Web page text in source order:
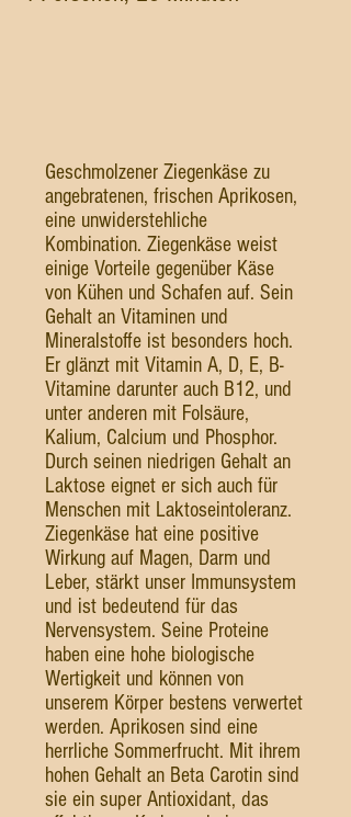
Geschmolzener Ziegenkäse zu
angebratenen, frischen Aprikosen,
eine unwiderstehliche
Kombination. Ziegenkäse weist
einige Vorteile gegenüber Käse
von Kühen und Schafen auf. Sein
Gehalt an Vitaminen und
Mineralstoffe ist besonders hoch.
Er glänzt mit Vitamin A, D, E, B-
Vitamine darunter auch B12, und
unter anderen mit Folsäure,
Kalium, Calcium und Phosphor.
Durch seinen niedrigen Gehalt an
Laktose eignet er sich auch für
Menschen mit Laktoseintoleranz.
Ziegenkäse hat eine positive
Wirkung auf Magen, Darm und
Leber, stärkt unser Immunsystem
und ist bedeutend für das
Nervensystem. Seine Proteine
haben eine hohe biologische
Wertigkeit und können von
unserem Körper bestens verwertet
werden. Aprikosen sind eine
herrliche Sommerfrucht. Mit ihrem
hohen Gehalt an Beta Carotin sind
sie ein super Antioxidant, das